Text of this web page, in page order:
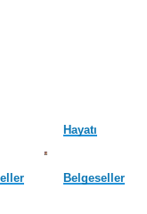
Hayatı
Belgeseller